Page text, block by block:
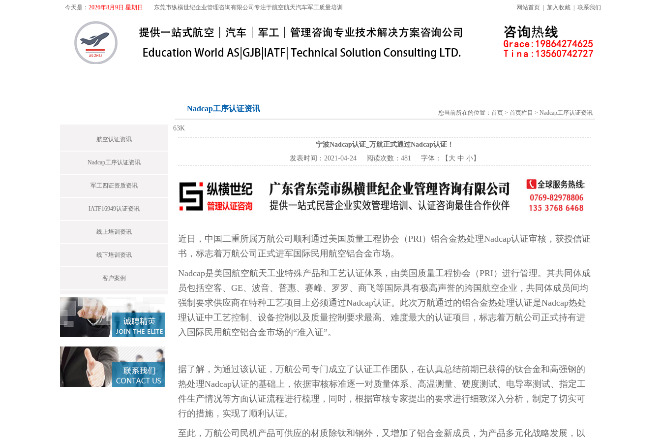
今天是： 2026年8月9日 星期日 东莞市纵横世纪企业管理咨询有限公司专注于航空航天汽车军工质量培训 网站首页 加入收藏 联系我们
航空认证资讯
Nadcap工序认证资讯
军工四证资质资讯
IATF16949认证资讯
线上培训资讯
线下培训资讯
客户案例
Nadcap工序认证资讯 您当前所在的位置： 首页> 首页栏目 > Nadcap工序认证资讯
63K
宁波Nadcap认证_万航正式通过Nadcap认证！
发表时间： 2021-04-24阅读次数： 481 字体：【 大 中 小】
近日，中国二重所属万航公司顺利通过美国质量工程协会（PRI）铝合金热处理Nadcap认证审核，获授信证
书，标志着万航公司正式进军国际民用航空铝合金市场。
Nadcap是美国航空航天工业特殊产品和工艺认证体系，由美国质量工程协会（PRI）进行管理。其共同体成
员包括空客、GE、波音、普惠、赛峰、罗罗、商飞等国际具有极高声誉的跨国航空企业，共同体成员间均
强制要求供应商在特种工艺项目上必须通过Nadcap认证。此次万航通过的铝合金热处理认证是Nadcap热处
理认证中工艺控制、设备控制以及质量控制要求最高、难度最大的认证项目，标志着万航公司正式持有进
入国际民用航空铝合金市场的“准入证”。
据了解，为通过该认证，万航公司专门成立了认证工作团队，在认真总结前期已获得的钛合金和高强钢的
热处理Nadcap认证的基础上，依据审核标准逐一对质量体系、高温测量、硬度测试、电导率测试、指定工
件生产情况等方面认证流程进行梳理，同时，根据审核专家提出的要求进行细致深入分析，制定了切实可
行的措施，实现了顺利认证。
至此，万航公司民机产品可供应的材质除钛和钢外，又增加了铝合金新成员，为产品多元化战略发展，以